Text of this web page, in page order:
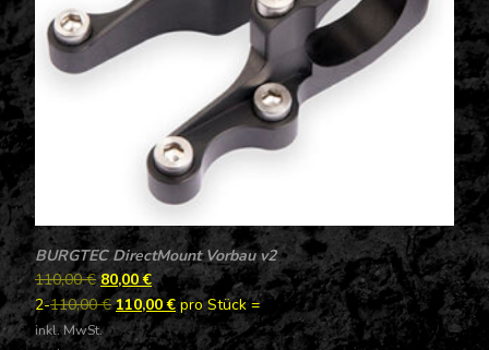
BURGTEC DirectMount Vorbau v2
110,00€ 80,00€
2-110,00€ 110,00€ proStück=
inkl. MwSt.